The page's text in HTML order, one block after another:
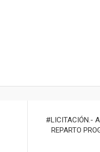
#LICITACIÓN.-
REPARTO